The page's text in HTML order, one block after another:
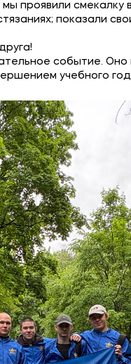
проявили смекалку
показали
событие.
учебного